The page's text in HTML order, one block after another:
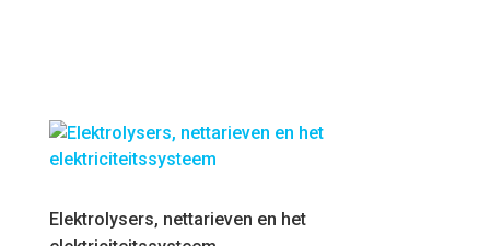
Elektrolysers, nettarieven en het